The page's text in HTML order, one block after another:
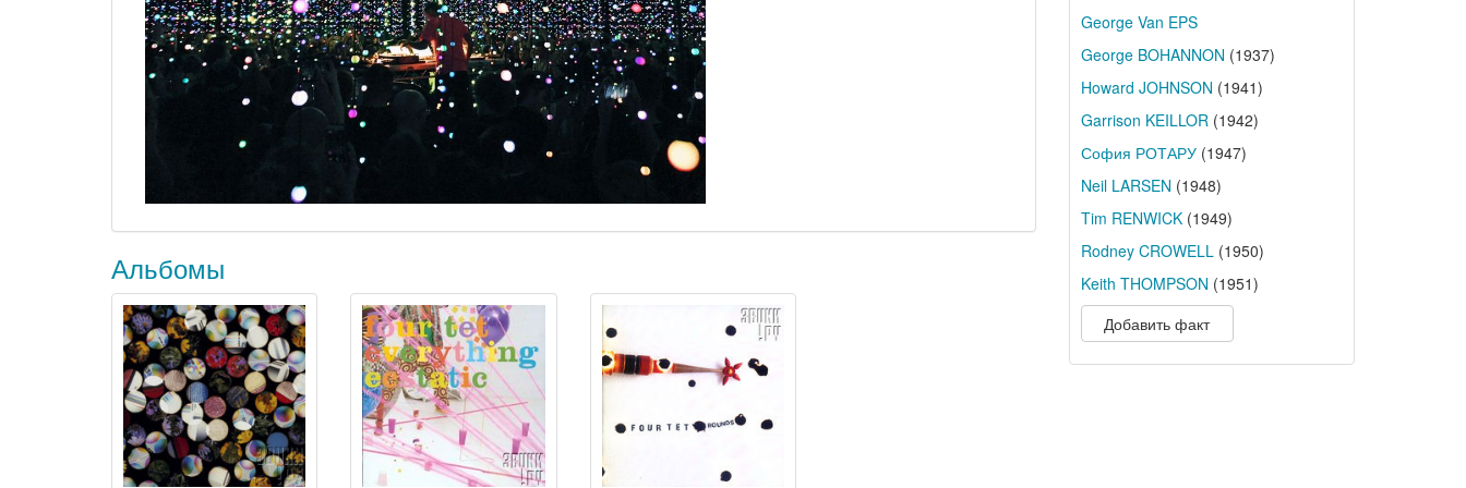
Альбомы
George Van EPS
George BOHANNON (1937)
Howard JOHNSON (1941)
Garrison KEILLOR(1942)
София РОТАРУ(1947)
Neil LARSEN (1948)
Tim RENWICK(1949)
Rodney CROWELL(1950)
Keith THOMPSON (1951)
Добавить факт